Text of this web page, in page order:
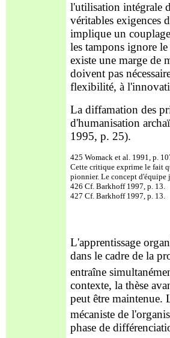
l'utilisation intégrale
véritables exigences
implique un
les tampons ignore
existe une marge de
doivent pas
flexibilité, à
La diffamation des
d'humanisation
1995, p. 25).
425 Womack et al. 1991, p.
Cette critique exprime le fait
pionnier. Le concept d'équipe
426 Cf. Barkhoff 1997, p. 13.
427 Cf. Barkhoff 1997, p. 13.
L'apprentissage
dans le cadre de la
entraîne
contexte, la thèse
peut être maintenue.
mécaniste de
phase de